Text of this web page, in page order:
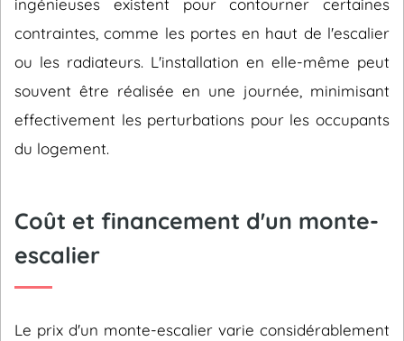
ingénieuses existent pour contourner certaines
contraintes, comme les portes en haut de l'escalier
ou les radiateurs. L'installation en elle-même peut
souvent être réalisée en une journée, minimisant
effectivement les perturbations pour les occupants
du logement.
Coût et financement d'un monte-
escalier
Le prix d'un monte-escalier varie considérablement